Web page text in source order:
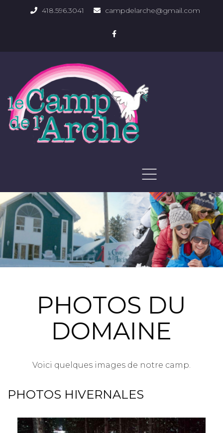
418.596.3041 campdelarche@gmail.com
PHOTOS DU DOMAINE
PHOTOS DU
DOMAINE
Voici quelques images de notre camp.
PHOTOS HIVERNALES